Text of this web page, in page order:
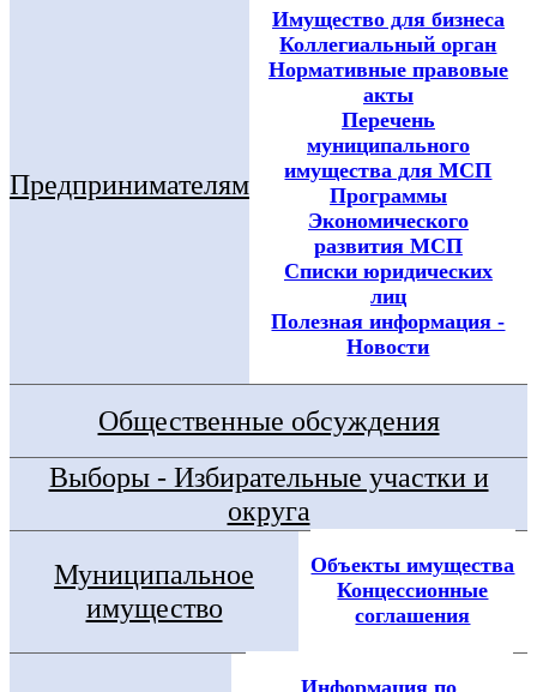
Предпринимателям
Имущество для бизнеса
Коллегиальный орган
Нормативные правовые
акты
Перечень
муниципального
имущества для МСП
Программы
Экономического
развития МСП
Списки юридических
лиц
Полезная информация -
Новости
Общественные обсуждения
Выборы - Избирательные участки и
округа
Муниципальное
имущество
Объекты имущества
Концессионные
соглашения
Информация по